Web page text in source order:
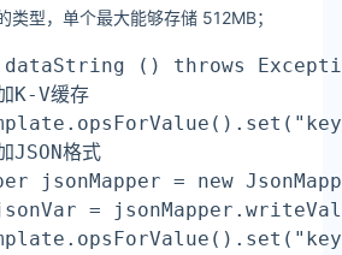
类型，单个最大能够存储 512MB；
() throws
V缓存
set (
格式
jsonMapper = new
=
set (